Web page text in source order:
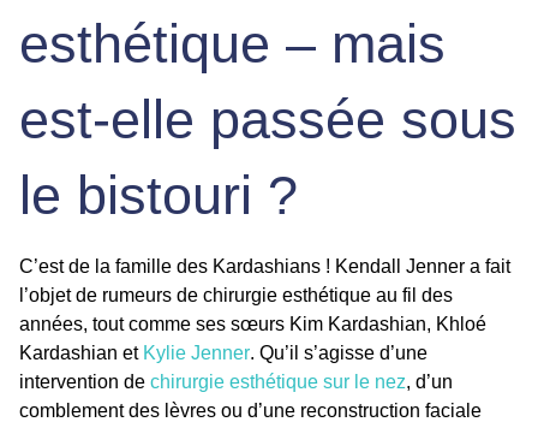
esthétique – mais
est-elle passée sous
le bistouri ?
C’est de la famille des Kardashians ! Kendall Jenner a fait
l’objet de rumeurs de chirurgie esthétique au fil des
années, tout comme ses sœurs Kim Kardashian, Khloé
Kardashian et Kylie Jenner. Qu’il s’agisse d’une
intervention de chirurgie esthétique sur le nez, d’un
comblement des lèvres ou d’une reconstruction faciale